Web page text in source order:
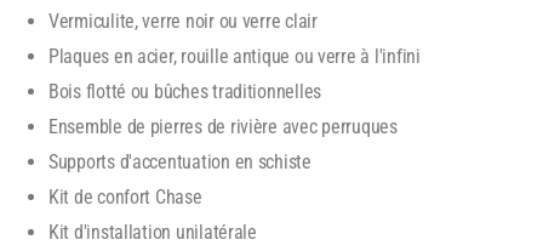
Vermiculite, verre noir ou verre clair
Plaques en acier, rouille antique ou verre à l'infini
Bois flotté ou bûches traditionnelles
Ensemble de pierres de rivière avec perruques
Supports d'accentuation en schiste
Kit de confort Chase
Kit d'installation unilatérale